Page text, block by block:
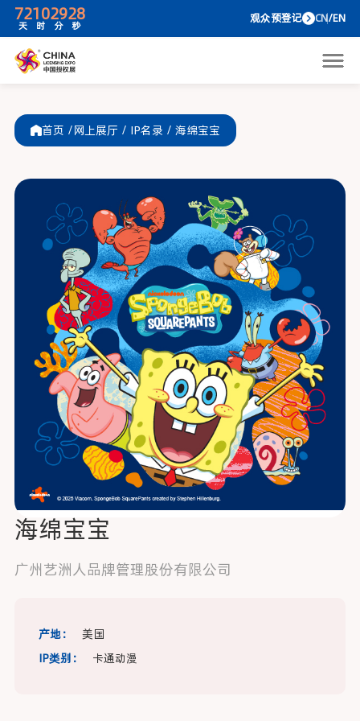
72
天
10
时
29
分
28 观众预
首页 /网上展厅 / IP名录 / 海绵宝宝
海绵宝宝
广州艺洲人品牌管理股份有限公司
产地：
美国
IP类别：
卡通动漫